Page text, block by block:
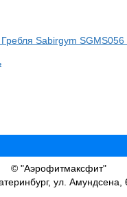
Sabirgym SGMS056
Рукоход
© "Аэрофитмаксфит"
ул. Амундсена,